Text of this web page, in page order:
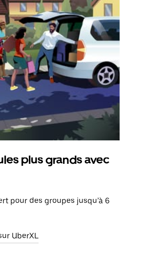
plus grands avec
pour des groupes jusqu’à 6
UberXL